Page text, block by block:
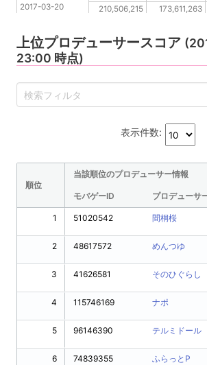
2017-03-20
210,506,215 173,611,263
2017-03-20
22:40
206,846,356 170,340,460
2017-03-20
22:30
203,858,063 166,922,521
2017-03-20
2017-03-20
22:50
2017-03-20
22:40
2017-03-20
22:30
上位プロデューサースコア
23:00 時点)
表示件数:
順位
当該順位のプロデューサー情報
モバゲーID プロデューサ
1
2
3
4
5
6
51020542 間桐桜
48617572 めんつゆ
41626581 そのひぐらし
115746169 ナポ
96146390 テルミドール
74839355 ふらっとP